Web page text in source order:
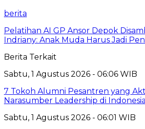
berita
Pelatihan AI GP Ansor Depok
Indriany: Anak Muda Harus Jadi
Berita Terkait
Sabtu, 1 Agustus 2026 - 06:06 WIB
7 Tokoh Alumni Pesantren yang
Narasumber Leadership di Indonesia
Sabtu, 1 Agustus 2026 - 06:01 WIB